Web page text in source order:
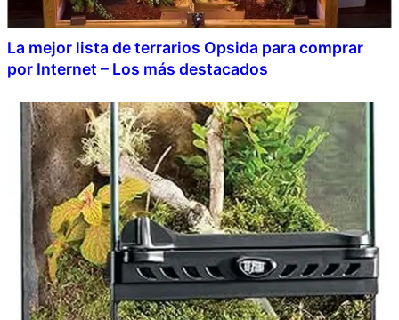
La mejor lista de terrarios Opsida para comprar
por Internet – Los más destacados